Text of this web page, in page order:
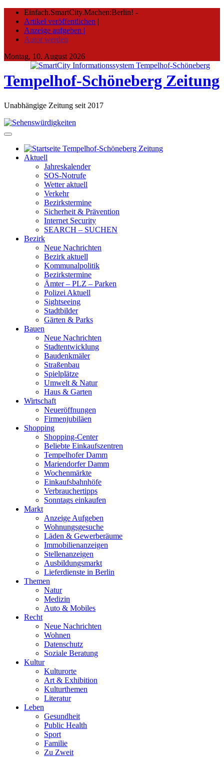
Skip
content
Einfach.SmartCity.Machen:Berlin! -
Artikel veröffentlichen |
Anzeige aufgeben |
Autor werden
Montag, 10. August 2026
Tempelhof-Schöneberg Zeitung
Unabhängige Zeitung seit 2017
Aktuell
Jahreskalender
SOS-Notrufe
Wetter aktuell
Verkehr
Bezirkstermine
Sicherheit & Prävention
Internet Security
SEARCH – SUCHEN
Bezirk
Neue Nachrichten
Bezirk aktuell
Kommunalpolitik
Bezirkstermine
Ämter – PLZ – Parken
Polizei Aktuell
Sightseeing
Stadtbilder
Gärten & Parks
Bauen
Neue Nachrichten
Stadtentwicklung
Baudenkmäler
Straßenbau
Spielplätze
Umwelt & Natur
Haus & Garten
Wirtschaft
Neueröffnungen
Firmenjubiläen
Shopping
Shopping-Center
Beliebte Einkaufszentren
Tempelhofer Damm
Mariendorfer Damm
Wochenmärkte
Einkaufsbahnhöfe
Verbrauchertipps
Sonntags einkaufen
Markt
Anzeige Aufgeben
Wohnungsgesuche
Läden & Gewerberäume
Immobilienanzeigen
Stellenanzeigen
Ausbildungsmarkt
Lieferdienste in Berlin
Themen
Natur
Medizin
Auto & Mobiles
Recht
Neue Nachrichten
Wohnen
Datenschutz
Soziale Beratung
Kultur
Kulturorte
Art & Exhibition
Kulturthemen
Literatur
Leben
Gesundheit
Public Health
Sport
Familie
Zu Zweit